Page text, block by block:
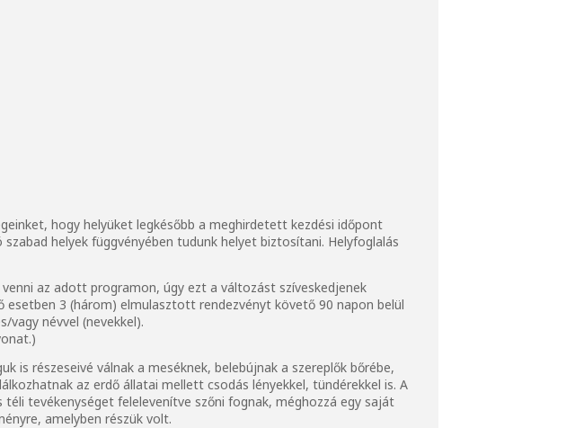
hogy helyüket legkésőbb a meghirdetett kezdési időpont
helyek függvényében tudunk helyet biztosítani. Helyfoglalás
az adott programon, úgy ezt a változást szíveskedjenek
esetben 3 (három) elmulasztott rendezvényt követő 90 napon belül
vagy névvel (nevekkel).
.)
részeseivé válnak a meséknek, belebújnak a szereplők bőrébe,
az erdő állatai mellett csodás lényekkel, tündérekkel is. A
tevékenységet felelevenítve szőni fognak, méghozzá egy saját
amelyben részük volt.